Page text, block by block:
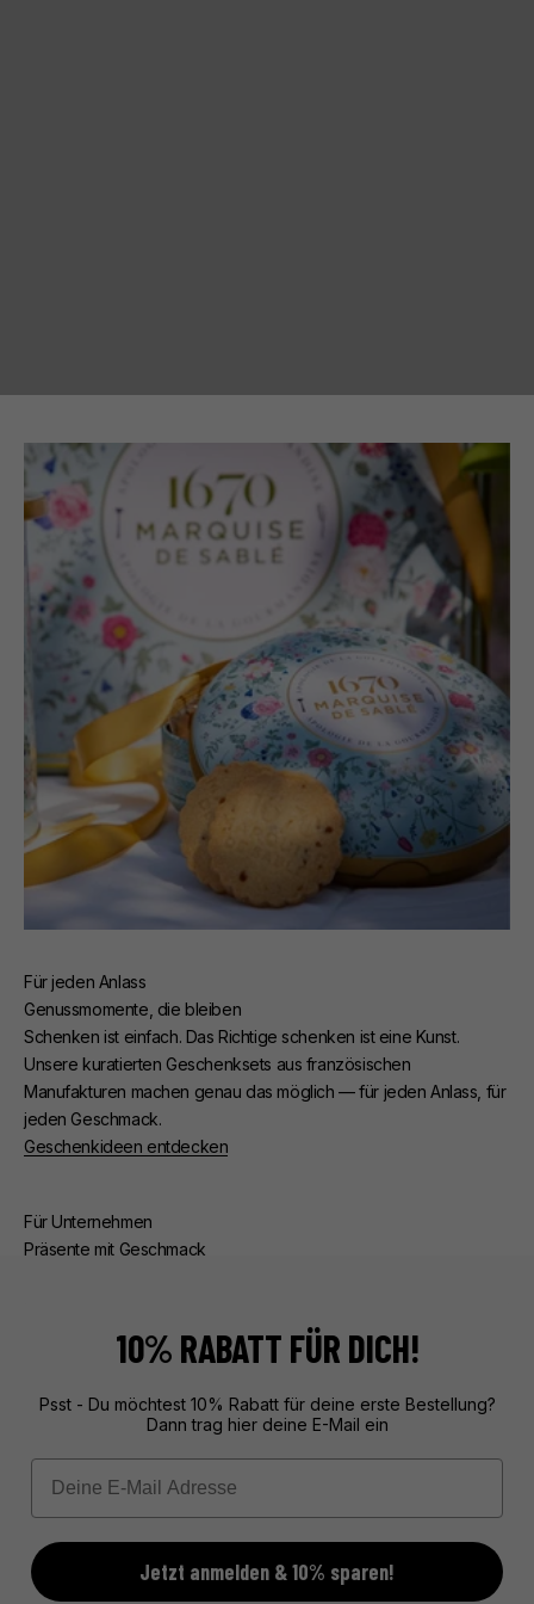
Für jeden Anlass
Genussmomente, die bleiben
Schenken ist einfach. Das Richtige schenken ist eine Kunst.
Unsere kuratierten Geschenksets aus französischen
Manufakturen machen genau das möglich — für jeden Anlass, für
jeden Geschmack.
Geschenkideen entdecken
Für Unternehmen
Präsente mit Geschmack
Exklusive Geschenke aus Frankreich, unvergesslich verpackt.
Mehr über unseren Service erfahren
10% RABATT FÜR DICH!
Psst - Du möchtest 10% Rabatt für deine erste Bestellung?
Dann trag hier deine E-Mail ein
Email
Jetzt anmelden & 10% sparen!